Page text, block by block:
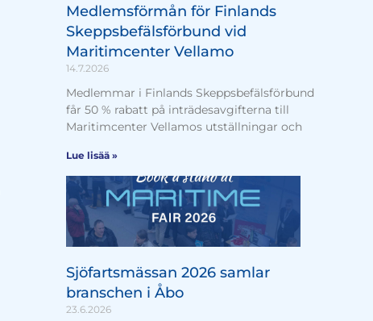
Medlemsförmån för Finlands
Skeppsbefälsförbund vid
Maritimcenter Vellamo
14.7.2026
Medlemmar i Finlands Skeppsbefälsförbund
får 50 % rabatt på inträdesavgifterna till
Maritimcenter Vellamos utställningar och
Lue lisää »
Sjöfartsmässan 2026 samlar
branschen i Åbo
23.6.2026